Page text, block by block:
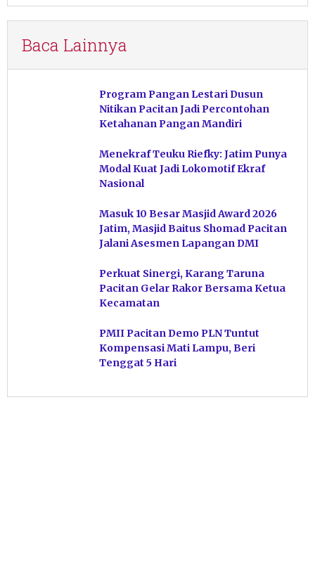
Baca Lainnya
Program Pangan Lestari Dusun
Nitikan Pacitan Jadi Percontohan
Ketahanan Pangan Mandiri
Menekraf Teuku Riefky: Jatim Punya
Modal Kuat Jadi Lokomotif Ekraf
Nasional
Masuk 10 Besar Masjid Award 2026
Jatim, Masjid Baitus Shomad Pacitan
Jalani Asesmen Lapangan DMI
Perkuat Sinergi, Karang Taruna
Pacitan Gelar Rakor Bersama Ketua
Kecamatan
PMII Pacitan Demo PLN Tuntut
Kompensasi Mati Lampu, Beri
Tenggat 5 Hari